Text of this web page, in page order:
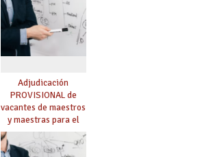
Adjudicación
PROVISIONAL de
vacantes de maestros
y maestras para el
curso 26-27